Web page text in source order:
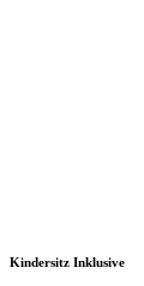
Kindersitz Inklusive